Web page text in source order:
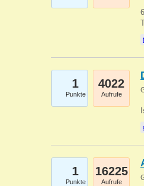
1
Punkte
4022
Aufrufe
1
Punkte
16225
Aufrufe